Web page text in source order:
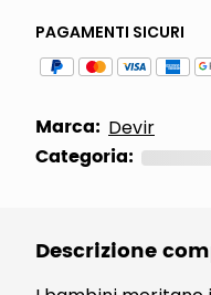
PAGAMENTI SICURI
Marca: Devir
Categoria: Altri
Descrizione